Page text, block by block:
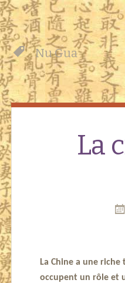
Nu Gua
La
La Chine a une
occupent un rôle et